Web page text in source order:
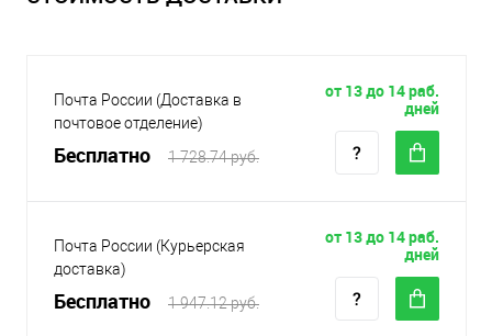
Почта России (Доставка в
почтовое отделение)
Бесплатно 1 728.74 руб.
от 13 до 14 раб.
дней
Почта России (Курьерская
доставка)
Бесплатно 1 947.12 руб.
от 13 до 14 раб.
дней